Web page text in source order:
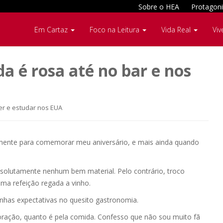
Sobre o HEA
Em Cartaz Foco na Leitura Vida Real
é rosa até no bar e nos
e estudar nos EUA
para comemorar meu aniversário, e mais ainda quando
nenhum bem material. Pelo contrário, troco
refeição regada a vinho.
expectativas no quesito gastronomia.
quanto é pela comida. Confesso que não sou muito fã